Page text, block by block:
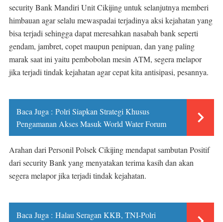
security Bank Mandiri Unit Cikijing untuk selanjutnya memberi
himbauan agar selalu mewaspadai terjadinya aksi kejahatan yang
bisa terjadi sehingga dapat meresahkan nasabah bank seperti
gendam, jambret, copet maupun penipuan, dan yang paling
marak saat ini yaitu pembobolan mesin ATM, segera melapor
jika terjadi tindak kejahatan agar cepat kita antisipasi, pesannya.
Baca Juga : Polri Siapkan Strategi Khusus
Pengamanan Akses Masuk World Water Forum
Arahan dari Personil Polsek Cikijing mendapat sambutan Positif
dari security Bank yang menyatakan terima kasih dan akan
segera melapor jika terjadi tindak kejahatan.
Baca Juga : Halau Seragan KKB, TNI-Polri